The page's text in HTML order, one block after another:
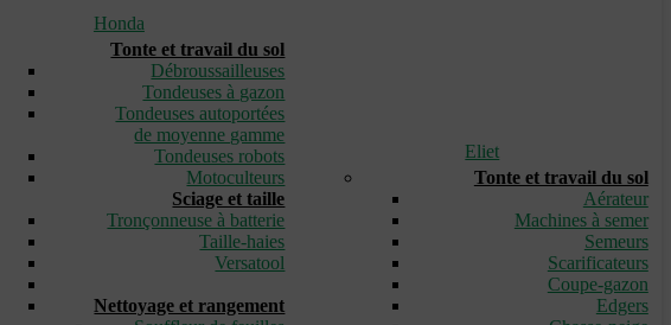
Honda
Tonte et travail du sol
Débroussailleuses
Tondeuses à gazon
Tondeuses autoportées
de moyenne gamme
Tondeuses robots
Motoculteurs
Sciage et taille
Tronçonneuse à batterie
Taille-haies
Versatool
Nettoyage et rangement
Eliet
Tonte et travail du sol
Aérateur
Machines à semer
Semeurs
Scarificateurs
Coupe-gazon
Edgers